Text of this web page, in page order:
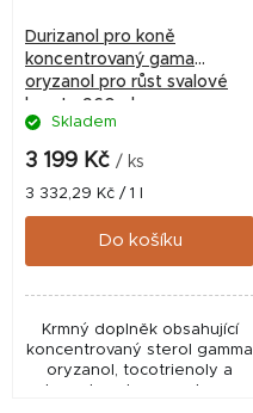
Durizanol pro koně
koncentrovaný gama
oryzanol pro růst svalové
hmoty 960ml
Skladem
3 199 Kč / ks
Měrná
cena:
3 332,29 Kč / 1 l
Do košíku
Krmný doplněk obsahující
koncentrovaný sterol gamma
oryzanol, tocotrienoly a